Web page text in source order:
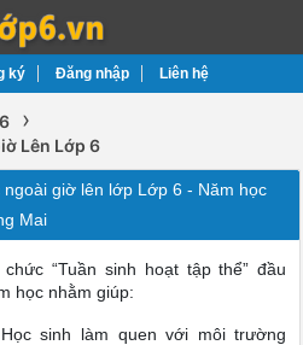
ký Đăng nhập Liên hệ
›
Lên Lớp 6
giờ lên lớp Lớp 6 - Năm học
Mai
chức “Tuần sinh hoạt tập thể” đầu
học nhằm giúp:
sinh làm quen với môi trường